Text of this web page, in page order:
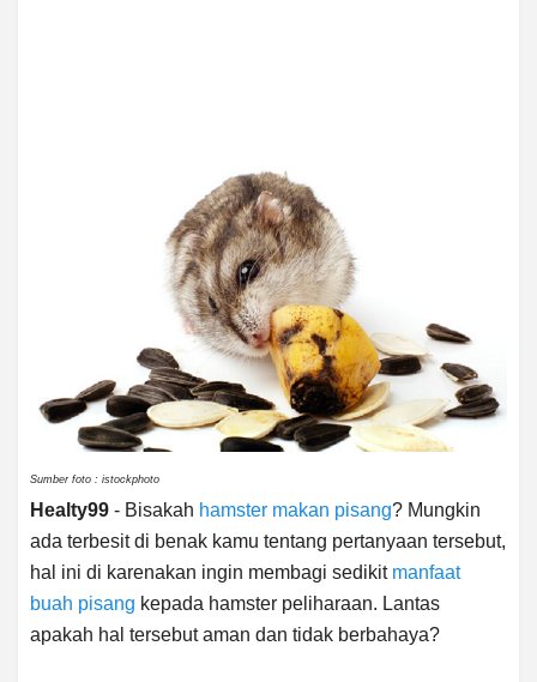
Sumber foto : istockphoto
Healty99 - Bisakah hamster makan pisang? Mungkin
ada terbesit di benak kamu tentang pertanyaan tersebut,
hal ini di karenakan ingin membagi sedikit manfaat
buah pisang kepada hamster peliharaan. Lantas
apakah hal tersebut aman dan tidak berbahaya?